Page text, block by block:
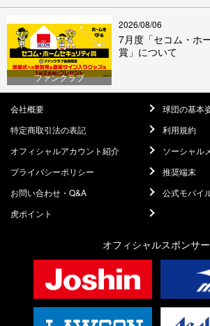
ファンクラブ
2026/08/06
7月度「セコム・ホ
賞」について
会社概要
球団の基本
特定商取引法の表記
利用規約
オフィシャルアカウント紹介
ソーシャル
プライバシーポリシー
推奨端末
お問い合わせ・Q&A
公式モバイ
虎ポイント
オフィシャルスポンサー